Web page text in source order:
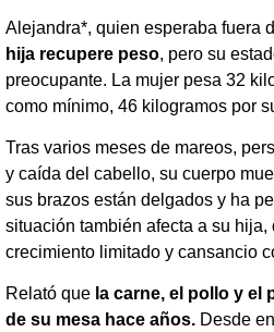
​Alejandra*, quien esperaba fuera
hija recupere peso, pero su
preocupante. La mujer pesa 32
como mínimo, 46 kilogramos por
Tras varios meses de mareos,
y caída del cabello, su cuerpo
sus brazos están delgados y ha
situación también afecta a su hija,
crecimiento limitado y cansancio
​Relató que la carne, el pollo y el
de su mesa hace años. Desde